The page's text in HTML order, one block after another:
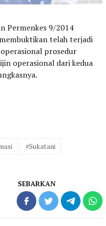
Permenkes 9/2014
telah terjadi
prosedur
operasional dari kedua
#Sukatani
SEBARKAN